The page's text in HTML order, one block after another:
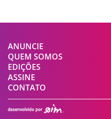
ANUNCIE
QUEM SOMOS
EDIÇÕES
ASSINE
CONTATO